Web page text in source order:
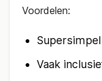
Voordelen:
Supersimpel
Vaak